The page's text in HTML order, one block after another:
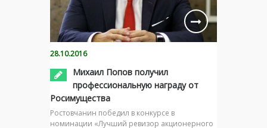
28.10.2016
Михаил Попов получил
профессиональную награду от
Росимущества
Ростовчанин победил в конкурсе в
номинации «Лучший ревизор акционерного